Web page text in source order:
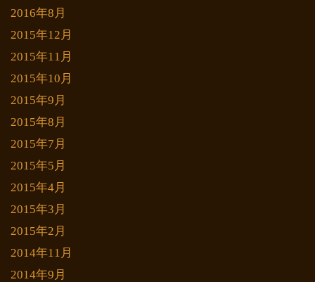
2016年8月
2015年12月
2015年11月
2015年10月
2015年9月
2015年8月
2015年7月
2015年5月
2015年4月
2015年3月
2015年2月
2014年11月
2014年9月